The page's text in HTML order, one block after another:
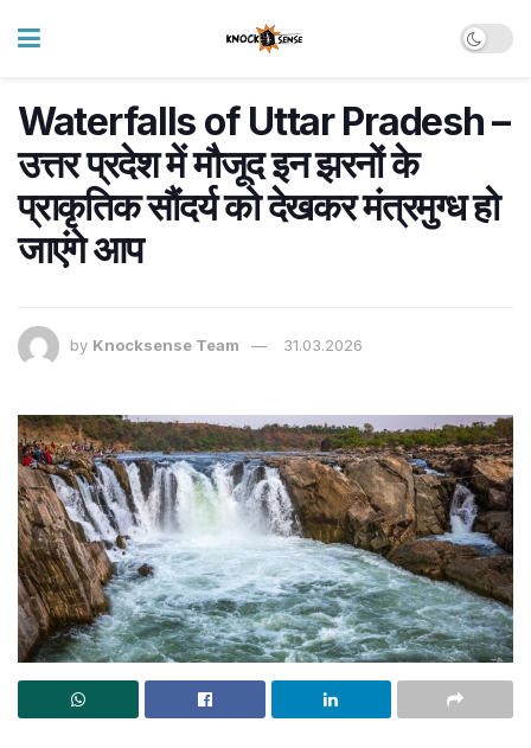
Waterfalls of Uttar Pradesh –
उत्तर प्रदेश में मौजूद इन झरनों के
प्राकृतिक सौंदर्य को देखकर मंत्रमुग्ध हो
जाएंगे आप
by Knocksense Team 31.03.2026